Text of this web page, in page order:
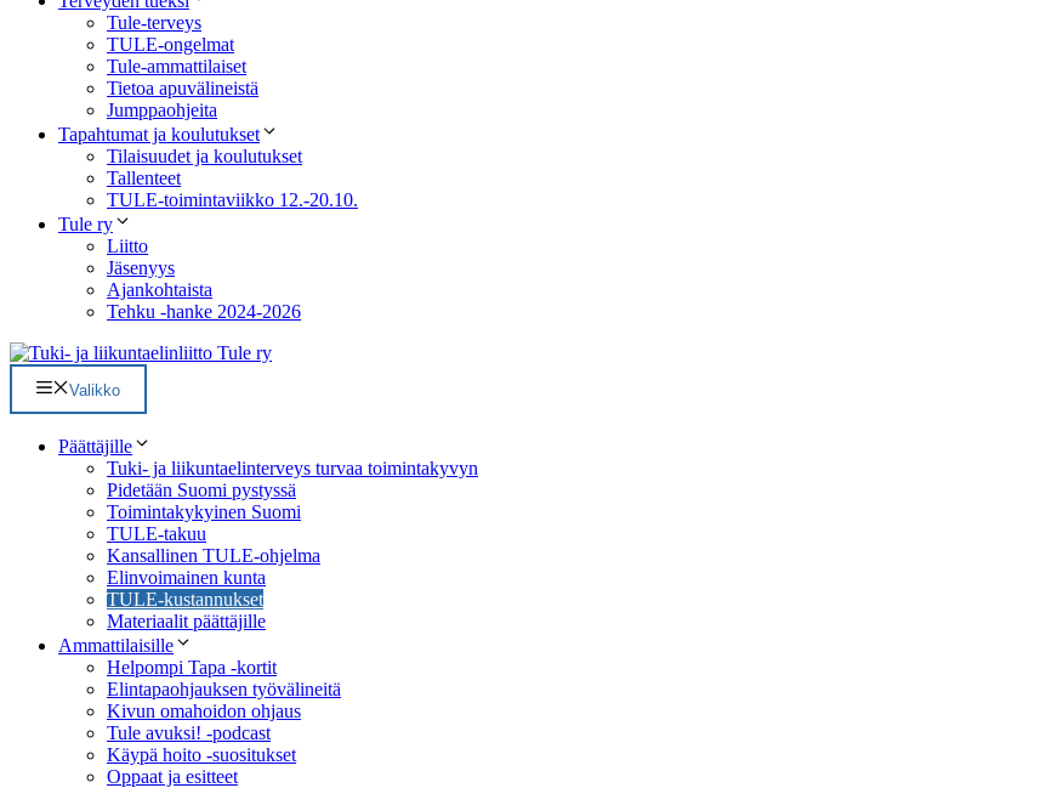
Tule-terveys
TULE-ongelmat
Tule-ammattilaiset
Tietoa apuvälineistä
Jumppaohjeita
Tapahtumat ja koulutukset
Tilaisuudet ja koulutukset
Tallenteet
TULE-toimintaviikko 12.-20.10.
Tule ry
Liitto
Jäsenyys
Ajankohtaista
Tehku -hanke 2024-2026
Valikko
Päättäjille
Tuki- ja liikuntaelinterveys turvaa toimintakyvyn
Pidetään Suomi pystyssä
Toimintakykyinen Suomi
TULE-takuu
Kansallinen TULE-ohjelma
Elinvoimainen kunta
TULE-kustannukset
Materiaalit päättäjille
Ammattilaisille
Helpompi Tapa -kortit
Elintapaohjauksen työvälineitä
Kivun omahoidon ohjaus
Tule avuksi! -podcast
Käypä hoito -suositukset
Oppaat ja esitteet